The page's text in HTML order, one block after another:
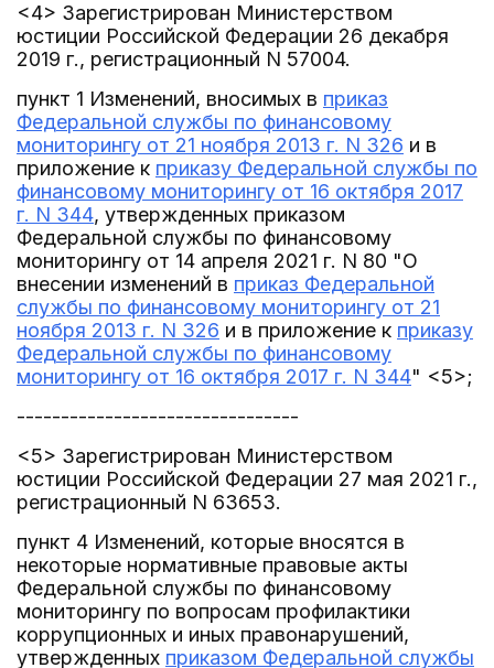
<4> Зарегистрирован Министерством
юстиции Российской Федерации 26 декабря
2019 г., регистрационный N 57004.
пункт 1 Изменений, вносимых в приказ
Федеральной службы по финансовому
мониторингу от 21 ноября 2013 г. N 326 и в
приложение к приказу Федеральной службы по
финансовому мониторингу от 16 октября 2017
г. N 344, утвержденных приказом
Федеральной службы по финансовому
мониторингу от 14 апреля 2021 г. N 80 "О
внесении изменений в приказ Федеральной
службы по финансовому мониторингу от 21
ноября 2013 г. N 326 и в приложение к приказу
Федеральной службы по финансовому
мониторингу от 16 октября 2017 г. N 344" <5>;
--------------------------------
<5> Зарегистрирован Министерством
юстиции Российской Федерации 27 мая 2021 г.,
регистрационный N 63653.
пункт 4 Изменений, которые вносятся в
некоторые нормативные правовые акты
Федеральной службы по финансовому
мониторингу по вопросам профилактики
коррупционных и иных правонарушений,
утвержденных приказом Федеральной службы